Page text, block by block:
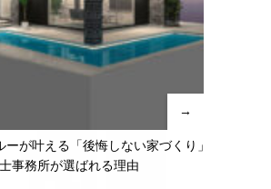
→
が叶える「後悔しない家づくり」
事務所が選ばれる理由